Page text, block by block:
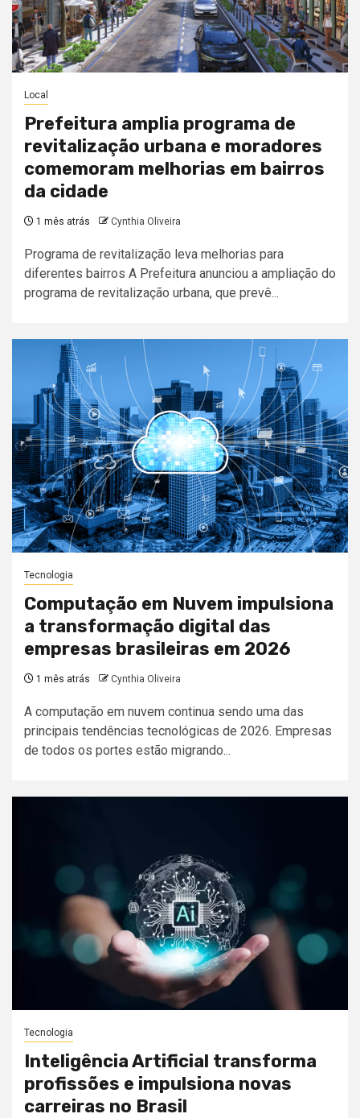
Local
Prefeitura amplia programa de
revitalização urbana e moradores
comemoram melhorias em bairros
da cidade
1 mês atrás Cynthia Oliveira
Programa de revitalização leva melhorias para
diferentes bairros A Prefeitura anunciou a ampliação do
programa de revitalização urbana, que prevê...
Tecnologia
Computação em Nuvem impulsiona
a transformação digital das
empresas brasileiras em 2026
1 mês atrás Cynthia Oliveira
A computação em nuvem continua sendo uma das
principais tendências tecnológicas de 2026. Empresas
de todos os portes estão migrando...
Tecnologia
Inteligência Artificial transforma
profissões e impulsiona novas
carreiras no Brasil